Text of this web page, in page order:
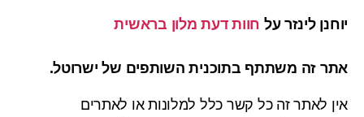
יוחנן לינזר על חוות דעת מלון בראשית
אתר זה משתתף בתוכנית השותפים של ישרוטל.
אין לאתר זה כל קשר כלל למלונות או לאתרים